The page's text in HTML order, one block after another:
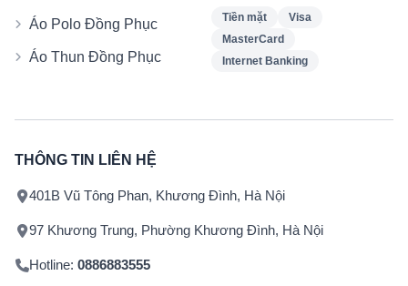
Áo Polo Đồng Phục
Áo Thun Đồng Phục
Tiền mặt
Visa
MasterCard
Internet Banking
THÔNG TIN LIÊN HỆ
401B Vũ Tông Phan, Khương Đình, Hà Nội
97 Khương Trung, Phường Khương Đình, Hà Nội
Hotline: 0886883555